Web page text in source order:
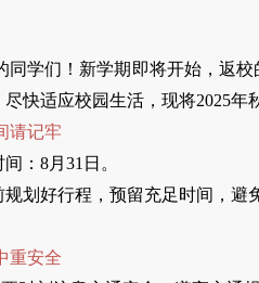
同学们！新学期即将开始，返
快适应校园生活，现将2025年
请记牢
：8月31日。
划好行程，预留充足时间，避
重安全